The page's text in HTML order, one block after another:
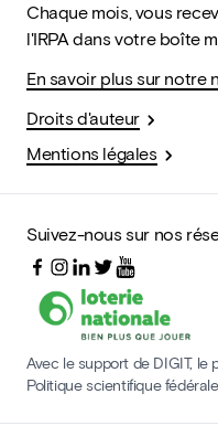
Chaque mois, vous
l'IRPA dans votre boîte
En savoir plus sur notre
Droits d'auteur
Mentions légales
Suivez-nous sur nos
Avec le support de DIGIT, le
Politique scientifique